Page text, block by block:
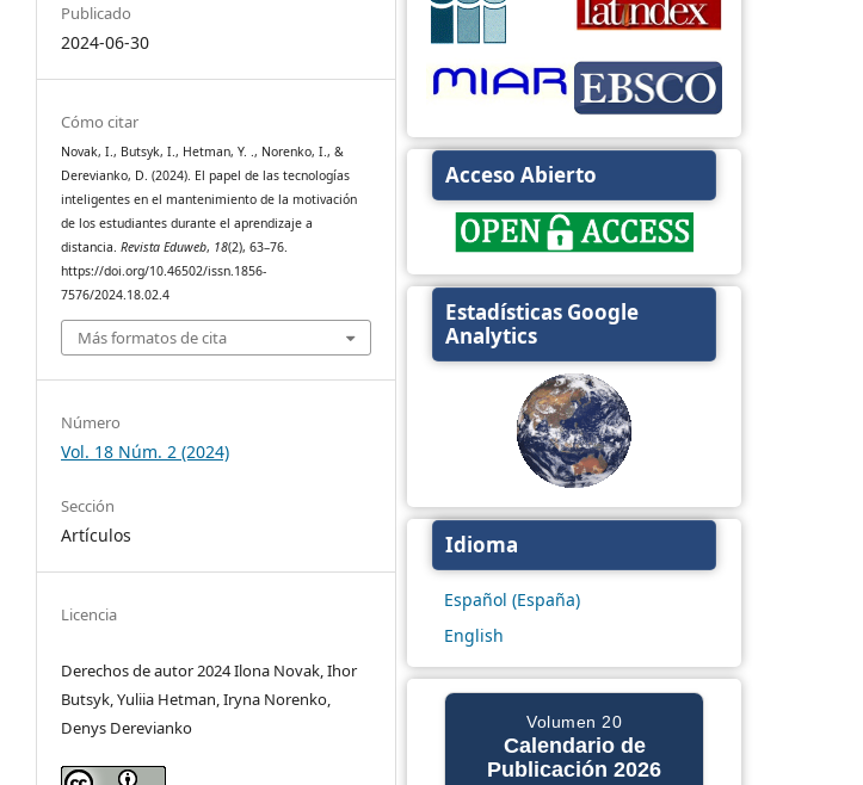
Publicado
2024-06-30
Cómo citar
Novak, I., Butsyk, I., Hetman, Y. ., Norenko, I., &
Derevianko, D. (2024). El papel de las tecnologías
inteligentes en el mantenimiento de la motivación
de los estudiantes durante el aprendizaje a
distancia.Revista Eduweb, 18(2), 63–76.
https://doi.org/10.46502/issn.1856-
7576/2024.18.02.4
Más formatos de cita
Número
Vol. 18 Núm. 2 (2024)
Sección
Artículos
Licencia
Derechos de autor 2024 Ilona Novak, Ihor
Butsyk, Yuliia Hetman, Iryna Norenko,
Denys Derevianko
Acceso Abierto
Estadísticas Google
Analytics
Idioma
Español (España)
English
Volumen 20
Calendario de
Publicación 2026